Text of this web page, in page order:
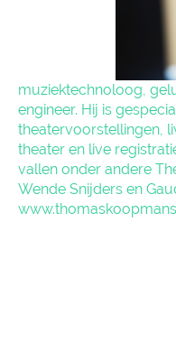
muziektechnoloog,
engineer. Hij is
theatervoorstellingen,
theater en live
vallen onder andere
Wende Snijders en